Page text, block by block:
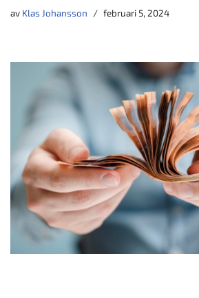
av Klas Johansson februari 5, 2024